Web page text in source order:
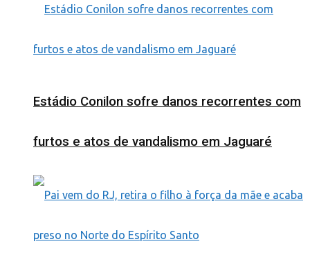
Estádio Conilon sofre danos recorrentes com
furtos e atos de vandalismo em Jaguaré